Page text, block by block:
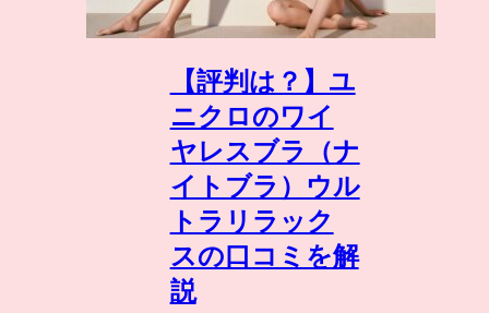
【評判は？】ユ
ニクロのワイ
ヤレスブラ（ナ
イトブラ）ウル
トラリラック
スの口コミを解
説